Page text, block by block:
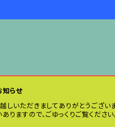
知らせ
しいただきましてありがとうございま
ますので、ごゆっくりご覧ください